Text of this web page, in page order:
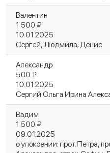
Валентин
1 500 ₽
10.01.2025
Сергей, Людмила, Денис
Александр
500 ₽
10.01.2025
Сергий Ольга Ирина
Вадим
1 500 ₽
09.01.2025
о упокоении: прот. Петра,